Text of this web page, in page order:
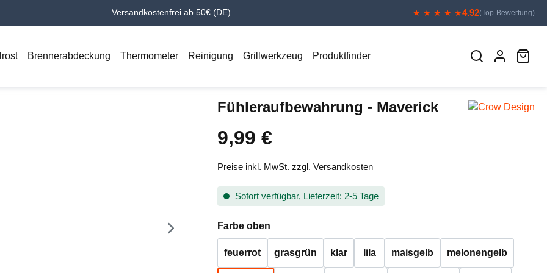
Versandkostenfrei ab 50€ (DE) ★ ★ ★ ★ ★4.92(Top-Bewertung)
Brennerabdeckung Thermometer Reinigung Grillwerkzeug Produktfinder
Fühleraufbewahrung - Maverick
Regulärer Preis:
9,99 €
Preise inkl. MwSt. zzgl. Versandkosten
Sofort verfügbar, Lieferzeit: 2-5 Tage
Farbe oben
feuerrot grasgrün klar lila maisgelb melonengelb